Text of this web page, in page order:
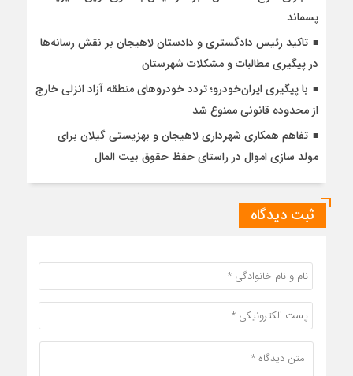
پسماند
تاکید رئیس دادگستری و دادستان لاهیجان بر نقش رسانه‌ها
در پیگیری مطالبات و مشکلات شهرستان
با پیگیری ایران‌خودرو؛ تردد خودروهای منطقه آزاد انزلی خارج
از محدوده قانونی ممنوع شد
تفاهم همکاری شهرداری لاهیجان و بهزیستی گیلان برای
مولد سازی اموال در راستای حفظ حقوق بیت المال
ثبت دیدگاه